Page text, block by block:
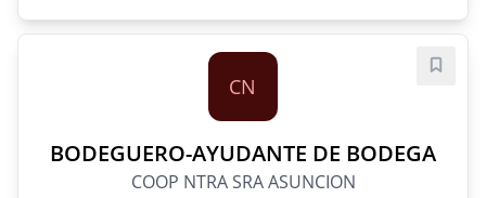
CN
BODEGUERO-AYUDANTE DE BODEGA
COOP NTRA SRA ASUNCION